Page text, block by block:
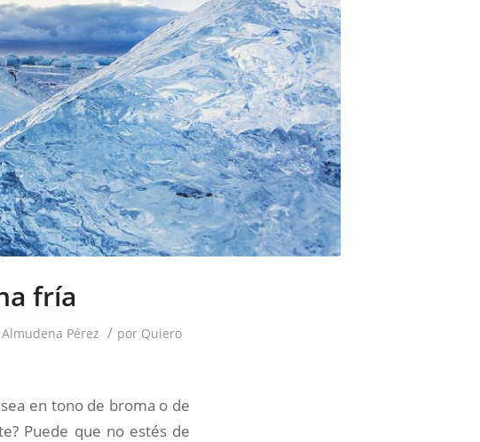
fría
Pérez / por Quiero
en tono de broma o de
Puede que no estés de